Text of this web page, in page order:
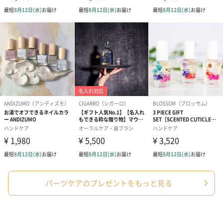
結婚祝いちょい足しギフト
結婚祝いギフトへの＋αにおすすめです。新生活を彩るギフトオプ
ションをご用意いたしました。
商品と同梱してお届けいたします。
ブライダルロリポップ
ドレス（いちご味)
ブライダルロリポップ
タキシード（コーラ味)
今治タオルケ
ンドタオル・
パーツケアのプレゼントをもっと見る